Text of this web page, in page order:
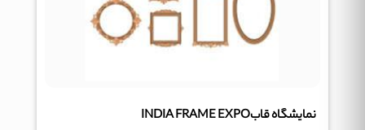
نمایشگاه قابINDIA FRAME EXPO